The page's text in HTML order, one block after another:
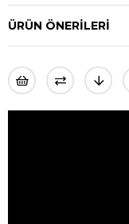
ÜRÜN ÖNERILERI